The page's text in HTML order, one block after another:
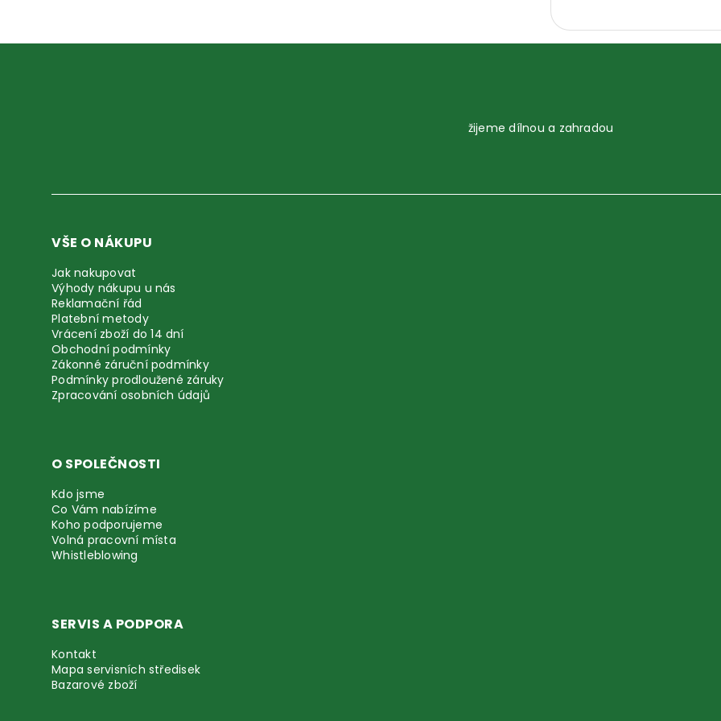
žijeme dílnou a zahradou
VŠE O NÁKUPU
Jak nakupovat
Výhody nákupu u nás
Reklamační řád
Platební metody
Vrácení zboží do 14 dní
Obchodní podmínky
Zákonné záruční podmínky
Podmínky prodloužené záruky
Zpracování osobních údajů
O SPOLEČNOSTI
Kdo jsme
Co Vám nabízíme
Koho podporujeme
Volná pracovní místa
Whistleblowing
SERVIS A PODPORA
Kontakt
Mapa servisních středisek
Bazarové zboží